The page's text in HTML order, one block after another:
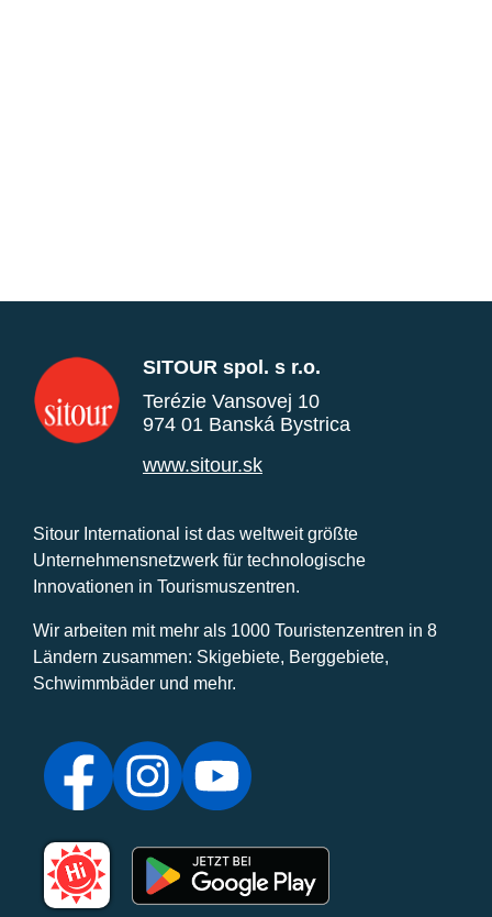
SITOUR spol. s r.o.
Terézie Vansovej 10
974 01 Banská Bystrica
www.sitour.sk
Sitour International ist das weltweit größte
Unternehmensnetzwerk für technologische
Innovationen in Tourismuszentren.
Wir arbeiten mit mehr als 1000 Touristenzentren in 8
Ländern zusammen: Skigebiete, Berggebiete,
Schwimmbäder und mehr.